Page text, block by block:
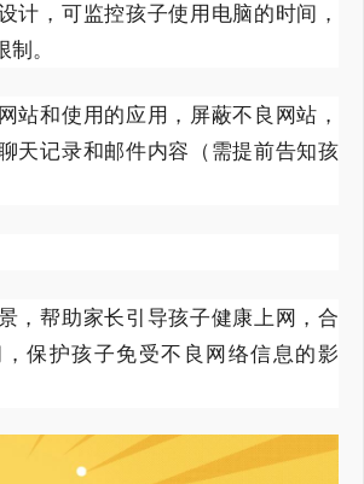
计，可监控孩子使用电脑的时间，
。
站和使用的应用，屏蔽不良网站，
天记录和邮件内容（需提前告知孩
，帮助家长引导孩子健康上网，合
保护孩子免受不良网络信息的影